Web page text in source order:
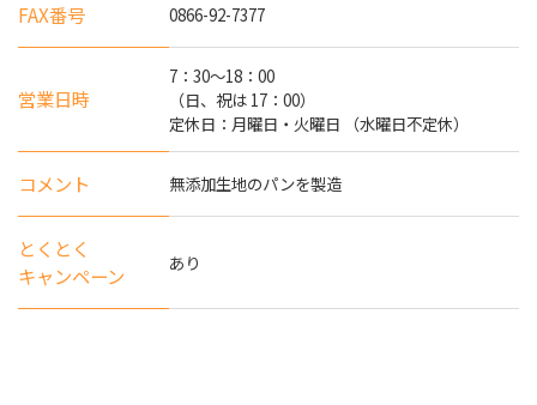
FAX番号 0866-92-7377
営業日時
7：30～18：00
（日、祝は 17：00）
定休日：月曜日・火曜日 （水曜日不定休）
コメント 無添加生地のパンを製造
とくとく
キャンペーン
あり